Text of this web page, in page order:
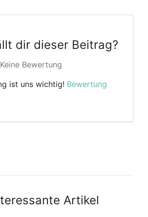
dir dieser Beitrag?
Keine Bewertung
ist uns wichtig! Bewertung
Artikel